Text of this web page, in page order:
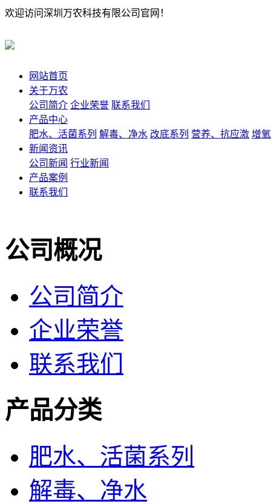
欢迎访问深圳万农科技有限公司官网！
网站首页
关于万农
公司简介 企业荣誉 联系我们
产品中心
肥水、活菌系列 解毒、净水 改底系列 营养、抗应激 增
新闻资讯
公司新闻 行业新闻
产品案例
联系我们
公司概况
公司简介
企业荣誉
联系我们
产品分类
肥水、活菌系列
解毒、净水